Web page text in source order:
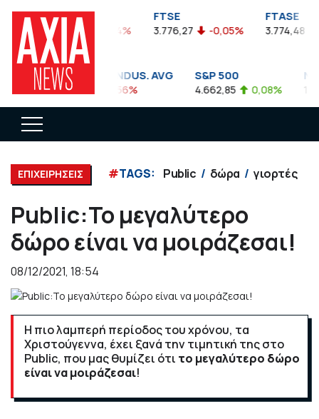
FTSEA
899,47 -0,04%
FTSE
3.776,27 -0,05%
FTASE
3.774,48
DOW JONES INDUS. AVG
35.911,81 -0,56%
S&P 500
4.662,85 0,08%
ΕΠΙΧΕΙΡΗΣΕΙΣ #TAGS: Public δώρα γιορτές
Public:Το μεγαλύτερο
δώρο είναι να μοιράζεσαι!
08/12/2021, 18:54
H πιο λαμπερή περίοδος του χρόνου, τα
Χριστούγεννα, έχει ξανά την τιμητική της στο
Public, που μας θυμίζει ότι το μεγαλύτερο δώρο
είναι να μοιράζεσαι!